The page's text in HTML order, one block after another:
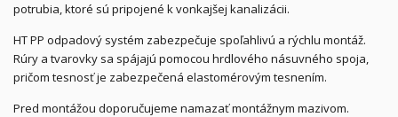
potrubia, ktoré sú pripojené k vonkajšej kanalizácii.
HT PP odpadový systém zabezpečuje spoľahlivú a rýchlu montáž.
Rúry a tvarovky sa spájajú pomocou hrdlového násuvného spoja,
pričom tesnosť je zabezpečená elastomérovým tesnením.
Pred montážou doporučujeme namazať montážnym mazivom.